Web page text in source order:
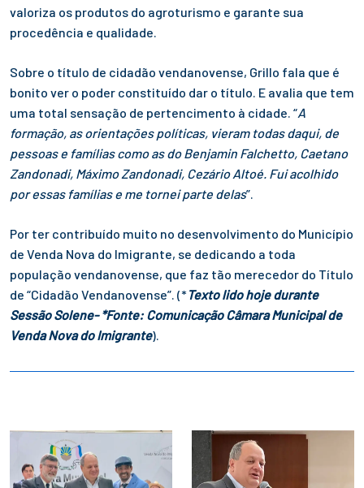
valoriza os produtos do agroturismo e garante sua
procedência e qualidade.
Sobre o título de cidadão vendanovense, Grillo fala que é
bonito ver o poder constituído dar o título. E avalia que tem
uma total sensação de pertencimento à cidade. “A
formação, as orientações políticas, vieram todas daqui, de
pessoas e famílias como as do Benjamin Falchetto, Caetano
Zandonadi, Máximo Zandonadi, Cezário Altoé. Fui acolhido
por essas famílias e me tornei parte delas”.
Por ter contribuído muito no desenvolvimento do Município
de Venda Nova do Imigrante, se dedicando a toda
população vendanovense, que faz tão merecedor do Título
de “Cidadão Vendanovense”. (* Texto lido hoje durante
Sessão Solene- *Fonte: Comunicação Câmara Municipal de
Venda Nova do Imigrante).